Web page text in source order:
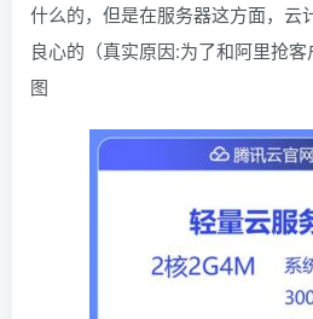
什么的，但是在服务器这方面，云
良心的（真实原因:为了和阿里抢
图